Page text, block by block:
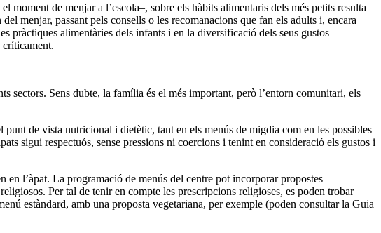
moment de menjara l’escola–, sobre els hàbits alimentaris dels més petits resulta
menjar, passant pels consells o les recomanacions que fan els adults i, encara
pràctiques alimentàries dels infants i en la diversificació dels seus gustos
críticament.
sectors. Sens dubte, la família és el més important, però l’entorn comunitari, els
de vista nutricional i dietètic, tant en els menús de migdia com en les possibles
sigui respectuós, sense pressions ni coercions i tenint en consideració els gustos i
en l’àpat. La programació de menús del centre pot incorporar propostes
Per tal de tenir en compte les prescripcions religioses, es poden trobar
estàndard, amb una proposta vegetariana, per exemple (poden consultar la Guia